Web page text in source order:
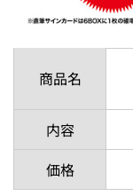
商品名
内容
価格